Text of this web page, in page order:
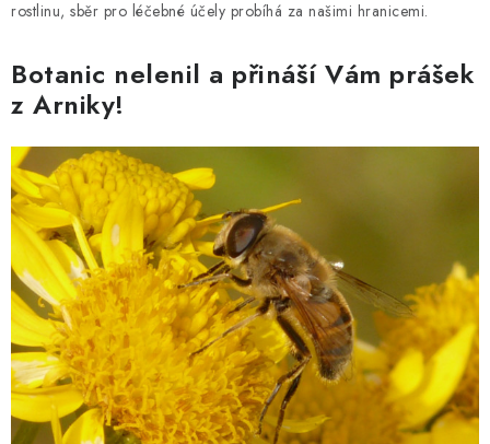
rostlinu, sběr pro léčebné účely probíhá za našimi hranicemi.
Botanic nelenil a přináší Vám prášek
z Arniky!